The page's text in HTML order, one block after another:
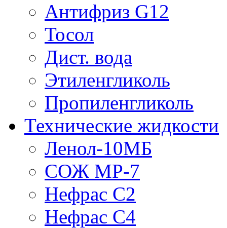
Антифриз G12
Тосол
Дист. вода
Этиленгликоль
Пропиленгликоль
Технические жидкости
Ленол-10МБ
СОЖ МР-7
Нефрас С2
Нефрас С4